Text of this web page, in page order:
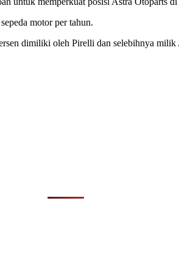
motor per tahun.
dimiliki oleh Pirelli dan selebihnya milik